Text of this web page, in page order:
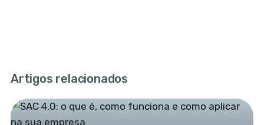
Artigos relacionados